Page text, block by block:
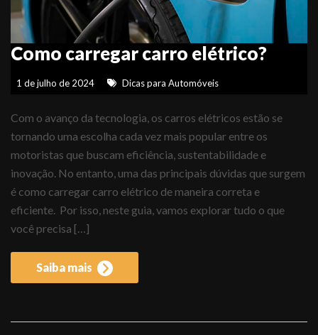
Como carregar carro elétrico?
1 de julho de 2024 Dicas para Automóveis
Com o avanço da tecnologia, os carros elétricos estão se
tornando uma escolha cada vez mais popular entre os
motoristas que buscam eficiência, sustentabilidade e
inovação. No entanto, uma das principais dúvidas que surgem
é como carregar carro elétrico de maneira correta e
eficiente. Por isso, neste guia, vamos explorar tudo o que
você precisa […]
Saiba mais